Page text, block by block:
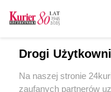
Arkońska. Pierwsze
[GALERIA]
Drogi
Na naszej stronie
zaufanych partnerów